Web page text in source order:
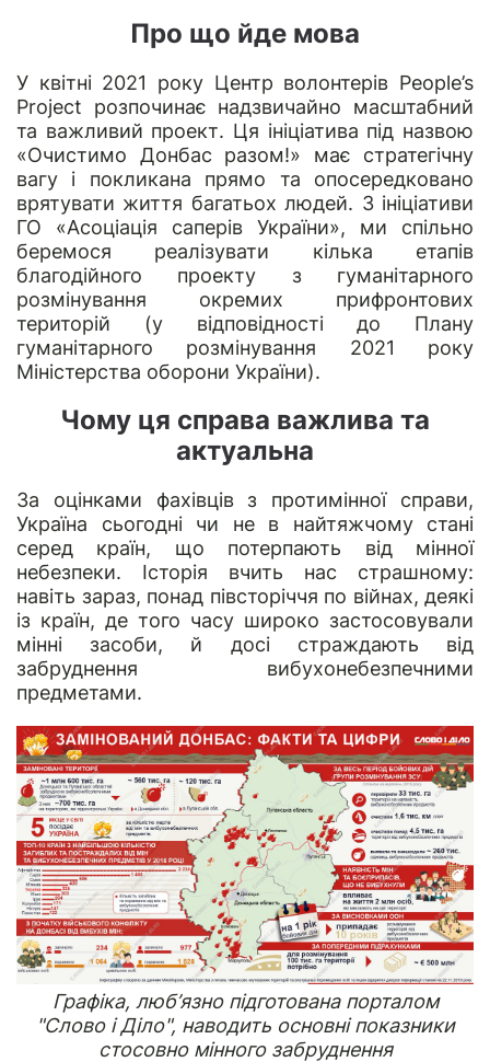
Про що йде мова
У квітні 2021 року Центр волонтерів People’s
Project розпочинає надзвичайно масштабний
та важливий проект. Ця ініціатива під назвою
«Очистимо Донбас разом!» має стратегічну
вагу і покликана прямо та опосередковано
врятувати життя багатьох людей. З ініціативи
ГО «Асоціація саперів України», ми спільно
беремося реалізувати кілька етапів
благодійного проекту з гуманітарного
розмінування окремих прифронтових
територій (у відповідності до Плану
гуманітарного розмінування 2021 року
Міністерства оборони України).
Чому ця справа важлива та
актуальна
За оцінками фахівців з протимінної справи,
Україна сьогодні чи не в найтяжчому стані
серед країн, що потерпають від мінної
небезпеки. Історія вчить нас страшному:
навіть зараз, понад півсторіччя по війнах, деякі
із країн, де того часу широко застосовували
мінні засоби, й досі страждають від
забруднення вибухонебезпечними
предметами.
Графіка, люб’язно підготована порталом
"Слово і Діло", наводить основні показники
стосовно мінного забруднення